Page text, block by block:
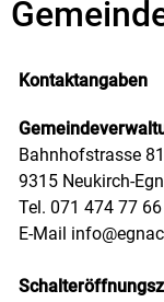
Kontaktangaben
Bahnhofstrasse 81
9315 Neukirch-
Tel. 071 474 77 66
E-Mail